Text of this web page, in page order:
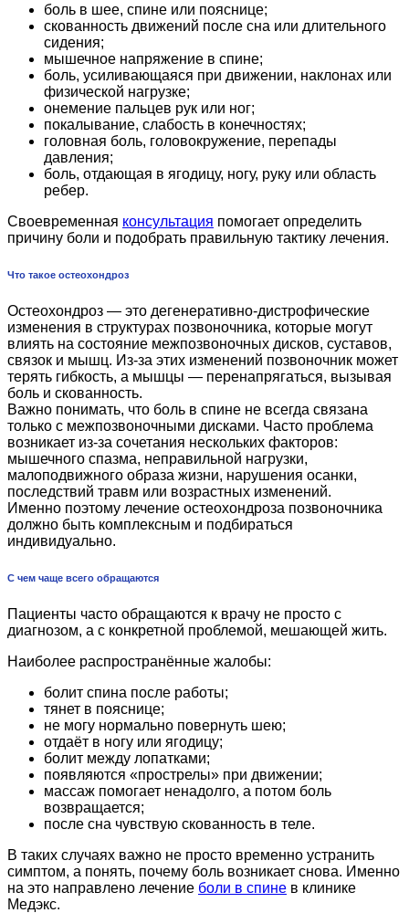
боль в шее, спине или пояснице;
скованность движений после сна или длительного
сидения;
мышечное напряжение в спине;
боль, усиливающаяся при движении, наклонах или
физической нагрузке;
онемение пальцев рук или ног;
покалывание, слабость в конечностях;
головная боль, головокружение, перепады
давления;
боль, отдающая в ягодицу, ногу, руку или область
ребер.
Своевременная консультация помогает определить
причину боли и подобрать правильную тактику лечения.
Что такое остеохондроз
Остеохондроз — это дегенеративно-дистрофические
изменения в структурах позвоночника, которые могут
влиять на состояние межпозвоночных дисков, суставов,
связок и мышц. Из-за этих изменений позвоночник может
терять гибкость, а мышцы — перенапрягаться, вызывая
боль и скованность.
Важно понимать, что боль в спине не всегда связана
только с межпозвоночными дисками. Часто проблема
возникает из-за сочетания нескольких факторов:
мышечного спазма, неправильной нагрузки,
малоподвижного образа жизни, нарушения осанки,
последствий травм или возрастных изменений.
Именно поэтому лечение остеохондроза позвоночника
должно быть комплексным и подбираться
индивидуально.
С чем чаще всего обращаются
Пациенты часто обращаются к врачу не просто с
диагнозом, а с конкретной проблемой, мешающей жить.
Наиболее распространённые жалобы:
болит спина после работы;
тянет в пояснице;
не могу нормально повернуть шею;
отдаёт в ногу или ягодицу;
болит между лопатками;
появляются «прострелы» при движении;
массаж помогает ненадолго, а потом боль
возвращается;
после сна чувствую скованность в теле.
В таких случаях важно не просто временно устранить
симптом, а понять, почему боль возникает снова. Именно
на это направлено лечение боли в спине в клинике
Медэкс.